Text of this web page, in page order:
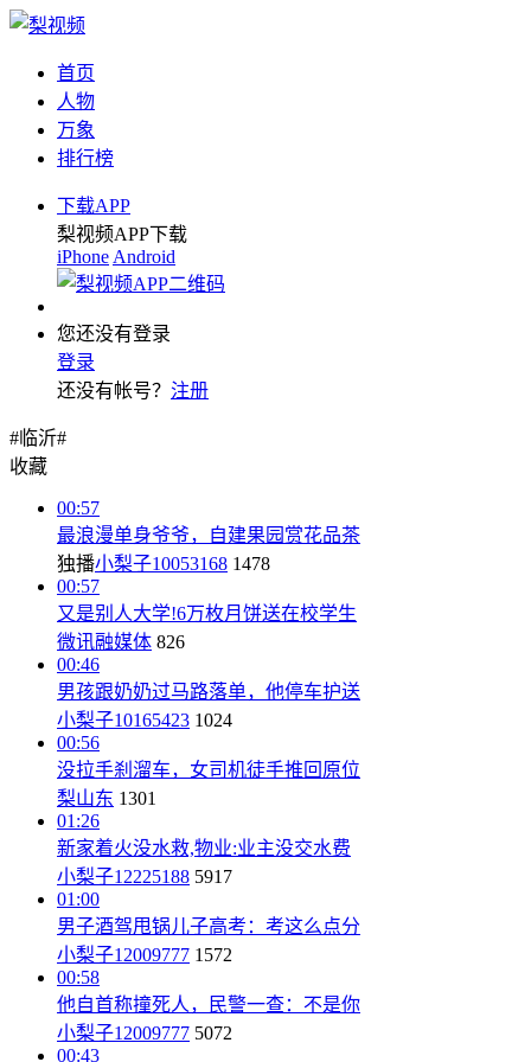
首页
人物
万象
排行榜
下载APP
梨视频APP下载
iPhone Android
您还没有登录
登录
还没有帐号？ 注册
#临沂#
收藏
00:57
最浪漫单身爷爷，自建果园赏花品茶
独播小梨子10053168 1478
00:57
又是别人大学!6万枚月饼送在校学生
微讯融媒体 826
00:46
男孩跟奶奶过马路落单，他停车护送
小梨子10165423 1024
00:56
没拉手刹溜车，女司机徒手推回原位
梨山东 1301
01:26
新家着火没水救,物业:业主没交水费
小梨子12225188 5917
01:00
男子酒驾甩锅儿子高考：考这么点分
小梨子12009777 1572
00:58
他自首称撞死人，民警一查：不是你
小梨子12009777 5072
00:43